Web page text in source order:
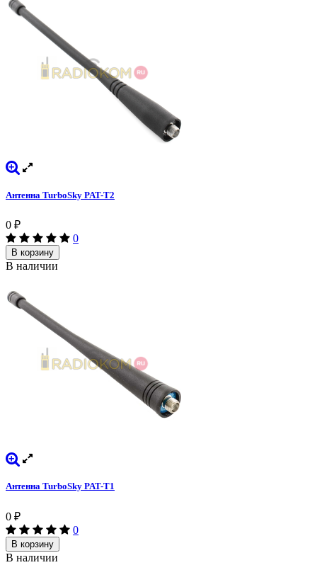
Антенна TurboSky PAT-T2
0 ₽
0
В корзину
В наличии
Антенна TurboSky PAT-T1
0 ₽
0
В корзину
В наличии